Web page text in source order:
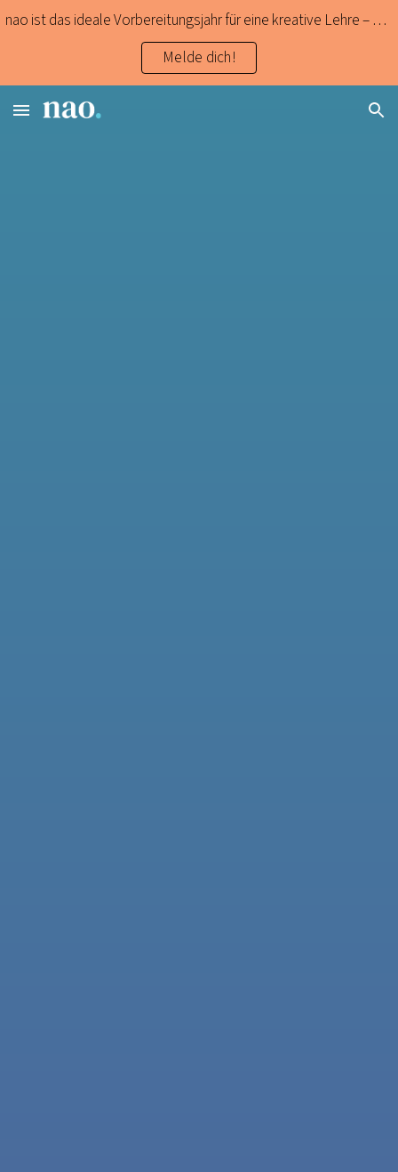
nao ist das ideale Vorbereitungsjahr für eine kreative Lehre – und erst noch zweisprachig (DE/EN).
Melde dich!